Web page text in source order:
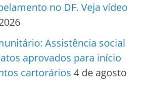
no DF. Veja vídeo
Assistência social
aprovados para início
cartorários 4 de agosto